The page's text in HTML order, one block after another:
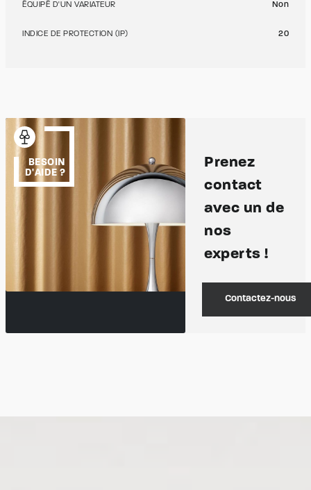
ÉQUIPÉ D'UN VARIATEUR Non
INDICE DE PROTECTION (IP) 20
BESOIN
D'AIDE ?
Prenez
contact
avec un de
nos
experts !
Contactez-nous